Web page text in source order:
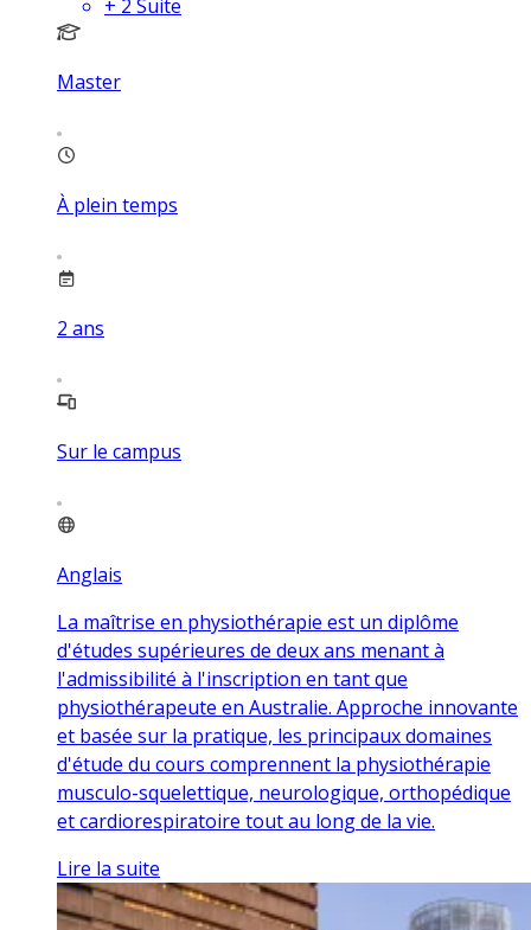
+ 2 Suite
Master
À plein temps
2 ans
Sur le campus
Anglais
La maîtrise en physiothérapie est un diplôme
d'études supérieures de deux ans menant à
l'admissibilité à l'inscription en tant que
physiothérapeute en Australie. Approche innovante
et basée sur la pratique, les principaux domaines
d'étude du cours comprennent la physiothérapie
musculo-squelettique, neurologique, orthopédique
et cardiorespiratoire tout au long de la vie.
Lire la suite